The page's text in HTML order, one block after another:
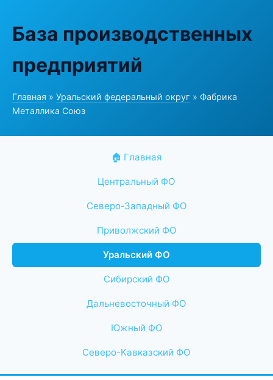
База производственных
предприятий
Главная » Уральский федеральный округ » Фабрика
Металлика Союз
🏠 Главная
Центральный ФО
Северо-Западный ФО
Приволжский ФО
Уральский ФО
Сибирский ФО
Дальневосточный ФО
Южный ФО
Северо-Кавказский ФО